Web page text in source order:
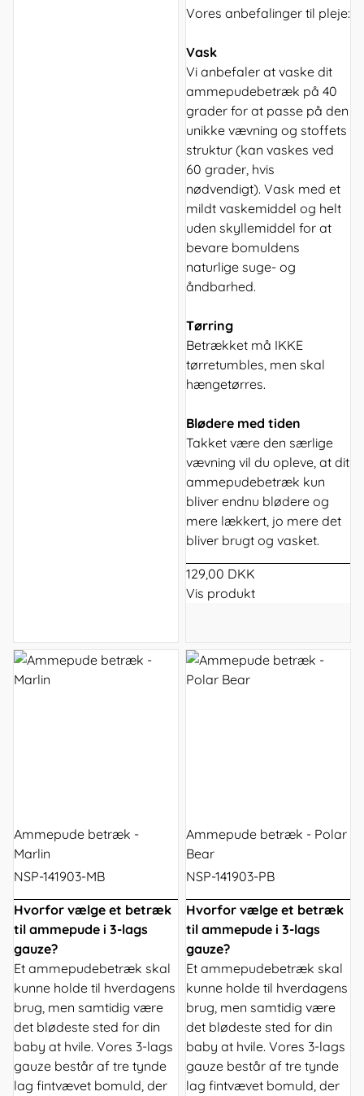
Vores anbefalinger til pleje:
Vask
Vi anbefaler at vaske dit
ammepudebetræk på 40
grader for at passe på den
unikke vævning og stoffets
struktur (kan vaskes ved
60 grader, hvis
nødvendigt). Vask med et
mildt vaskemiddel og helt
uden skyllemiddel for at
bevare bomuldens
naturlige suge- og
åndbarhed.
Tørring
Betrækket må IKKE
tørretumbles, men skal
hængetørres.
Blødere med tiden
Takket være den særlige
vævning vil du opleve, at dit
ammepudebetræk kun
bliver endnu blødere og
mere lækkert, jo mere det
bliver brugt og vasket.
129,00 DKK
Vis produkt
Ammepude betræk -
Marlin
NSP-141903-MB
Hvorfor vælge et betræk
til ammepude i 3-lags
gauze?
Et ammepudebetræk skal
kunne holde til hverdagens
brug, men samtidig være
det blødeste sted for din
baby at hvile. Vores 3-lags
gauze består af tre tynde
lag fintvævet bomuld, der
Ammepude betræk - Polar
Bear
NSP-141903-PB
Hvorfor vælge et betræk
til ammepude i 3-lags
gauze?
Et ammepudebetræk skal
kunne holde til hverdagens
brug, men samtidig være
det blødeste sted for din
baby at hvile. Vores 3-lags
gauze består af tre tynde
lag fintvævet bomuld, der